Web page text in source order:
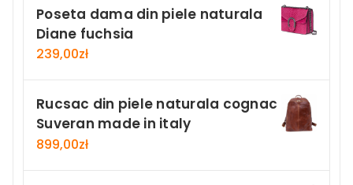
Poseta dama din piele naturala
Diane fuchsia
239,00zł
Rucsac din piele naturala cognac
Suveran made in italy
899,00zł